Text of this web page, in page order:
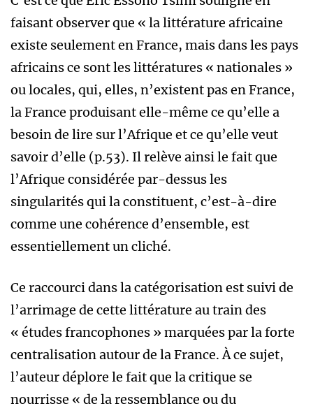
faisant observer que « la littérature africaine
existe seulement en France, mais dans les pays
africains ce sont les littératures « nationales »
ou locales, qui, elles, n’existent pas en France,
la France produisant elle-même ce qu’elle a
besoin de lire sur l’Afrique et ce qu’elle veut
savoir d’elle (p.53). Il relève ainsi le fait que
l’Afrique considérée par-dessus les
singularités qui la constituent, c’est-à-dire
comme une cohérence d’ensemble, est
essentiellement un cliché.
Ce raccourci dans la catégorisation est suivi de
l’arrimage de cette littérature au train des
« études francophones » marquées par la forte
centralisation autour de la France. À ce sujet,
l’auteur déplore le fait que la critique se
nourrisse « de la ressemblance ou du